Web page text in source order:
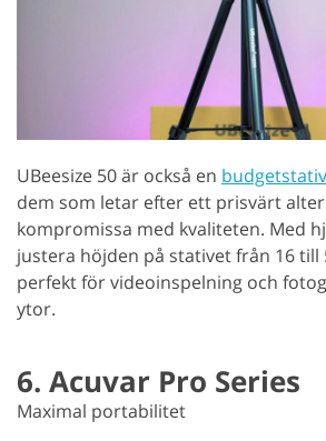
UBeesize 50 är också en budgetstativ
dem som letar efter ett prisvärt
kompromissa med kvaliteten. Med
justera höjden på stativet från 16 till
perfekt för videoinspelning och
ytor.
6. Acuvar Pro Series
Maximal portabilitet